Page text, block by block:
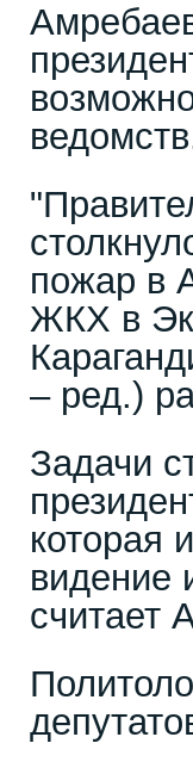
пожар в
ЖКХ в
– ред.)
Задачи
которая
видение
считает